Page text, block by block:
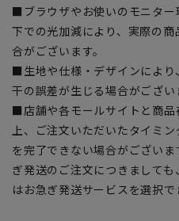
■ブラウザやお使いのモニタ
下での光加減により、実際の
合がございます。
■生地や仕様・デザインによ
干の誤差が生じる場合がござい
■店舗や各モールサイトと商品
上、ご注文いただいたタイミ
を完了できない場合がござい
ぎ発送のご注文につきまして
はお急ぎ発送サービスを選択で